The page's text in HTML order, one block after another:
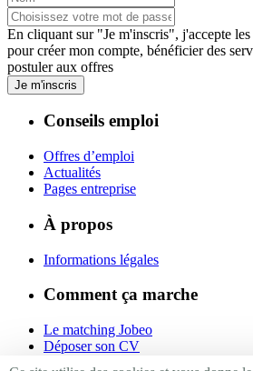
En cliquant sur "Je m'inscris", j'accepte les
pour créer mon compte, bénéficier des
postuler aux offres
Je m'inscris
Conseils emploi
Offres d’emploi
Actualités
Pages entreprise
À propos
Informations légales
Comment ça marche
Le matching Jobeo
Déposer son CV